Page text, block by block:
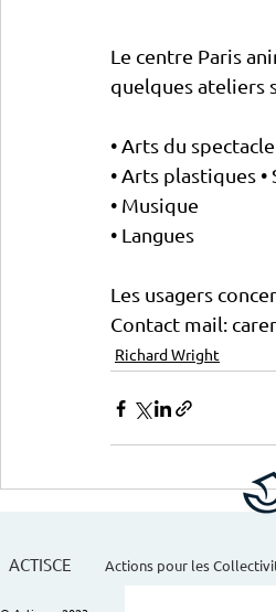
Le centre Paris
quelques ateliers
• Arts du spectacle
• Arts plastiques •
• Musique
• Langues
Les usagers
Contact mail:
Richard Wright
ACTISCE Actions pour les